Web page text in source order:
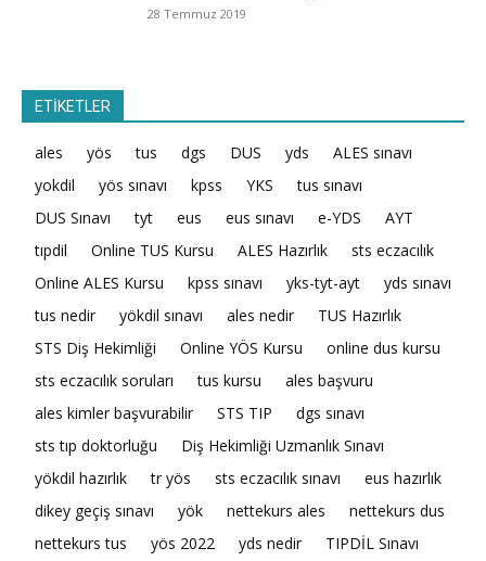
28 Temmuz 2019
ETİKETLER
ales yös tus dgs DUS yds
ALES sınavı
yokdil
yös sınavı kpss YKS
tus sınavı
DUS Sınavı
tyt eus eus sınavı e-YDS
AYT
tıpdil
Online TUS Kursu ALES Hazırlık
sts eczacılık
Online ALES Kursu
kpss sınavı yks-tyt-ayt
yds sınavı
tus nedir
yökdil sınavı ales nedir
TUS Hazırlık
STS Diş Hekimliği
Online YÖS Kursu
online dus kursu
sts eczacılık soruları
tus kursu
ales başvuru
ales kimler başvurabilir
STS TIP
dgs sınavı
sts tıp doktorluğu
Diş Hekimliği Uzmanlık Sınavı
yökdil hazırlık
tr yös sts eczacılık sınavı
eus hazırlık
dikey geçiş sınavı
yök nettekurs ales
nettekurs dus
nettekurs tus
yös 2022 yds nedir
TIPDİL Sınavı